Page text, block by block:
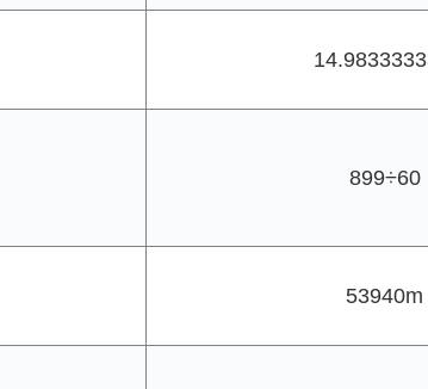
899÷60
53940m